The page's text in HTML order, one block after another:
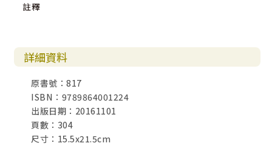
註釋
詳細資料
原書號：817
ISBN：9789864001224
出版日期：20161101
頁數：304
尺寸：15.5x21.5cm